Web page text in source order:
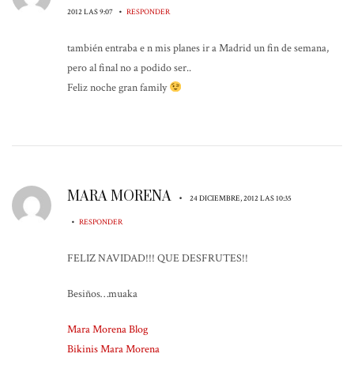
2012 LAS 9:07 • RESPONDER
también entraba e n mis planes ir a Madrid un fin de semana,
pero al final no a podido ser..
Feliz noche gran family
MARA MORENA • 24 DICIEMBRE, 2012 LAS 10:35
• RESPONDER
FELIZ NAVIDAD!!! QUE DESFRUTES!!
Besiños…muaka
Mara Morena Blog
Bikinis Mara Morena